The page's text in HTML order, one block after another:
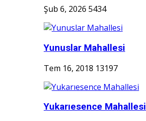
Şub 6, 2026 5434
Yunuslar Mahallesi
Tem 16, 2018 13197
Yukarıesence Mahallesi